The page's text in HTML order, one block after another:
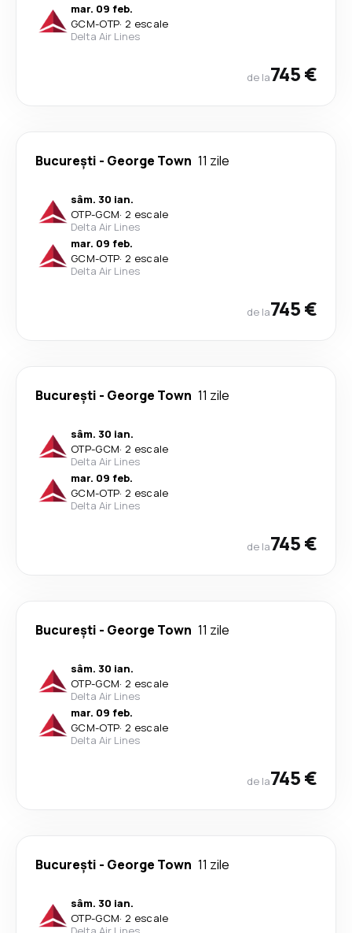
mar. 09 feb.
GCM-OTP· 2 escale
Delta Air Lines
de la745 €
București - George Town 11 zile
sâm. 30 ian.
OTP-GCM· 2 escale
Delta Air Lines
mar. 09 feb.
GCM-OTP· 2 escale
Delta Air Lines
de la745 €
București - George Town 11 zile
sâm. 30 ian.
OTP-GCM· 2 escale
Delta Air Lines
mar. 09 feb.
GCM-OTP· 2 escale
Delta Air Lines
de la745 €
București - George Town 11 zile
sâm. 30 ian.
OTP-GCM· 2 escale
Delta Air Lines
mar. 09 feb.
GCM-OTP· 2 escale
Delta Air Lines
de la745 €
București - George Town 11 zile
sâm. 30 ian.
OTP-GCM· 2 escale